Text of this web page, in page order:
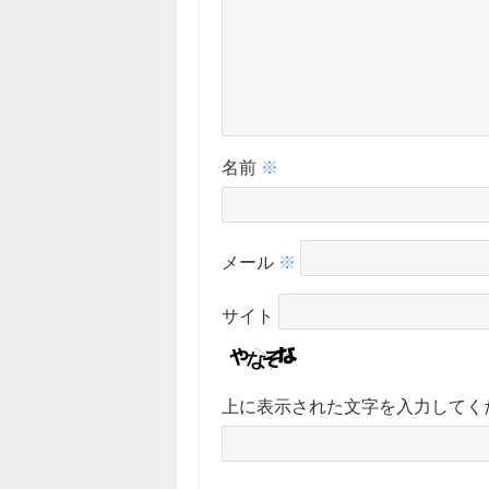
名前 ※
メール ※
サイト
上に表示された文字を入力して